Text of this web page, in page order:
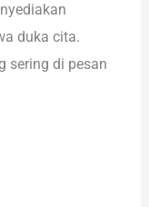
duka cita.
sering di pesan